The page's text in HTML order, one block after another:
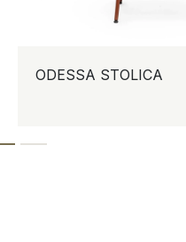
STOLICA